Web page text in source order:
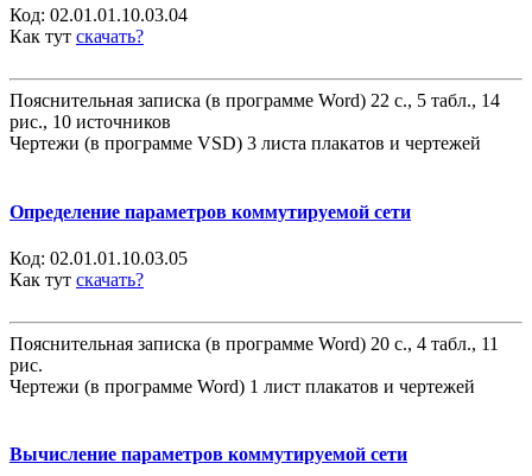
Код: 02.01.01.10.03.04
Как тут скачать?
Пояснительная записка (в программе Word) 22 с., 5 табл., 14
рис., 10 источников
Чертежи (в программе VSD) 3 листа плакатов и чертежей
Определение параметров коммутируемой сети
Код: 02.01.01.10.03.05
Как тут скачать?
Пояснительная записка (в программе Word) 20 с., 4 табл., 11
рис.
Чертежи (в программе Word) 1 лист плакатов и чертежей
Вычисление параметров коммутируемой сети